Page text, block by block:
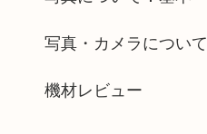
写真・カメラについて
機材レビュー